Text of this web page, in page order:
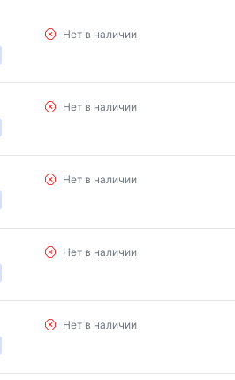
Нет в наличии
Нет в наличии
Нет в наличии
Нет в наличии
Нет в наличии